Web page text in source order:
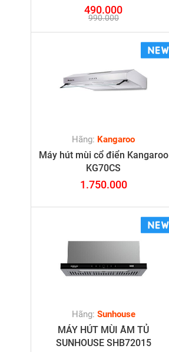
490.000
990.000
Hãng: Kangaroo
Máy hút mùi cổ điển Kangaroo
KG70CS
1.750.000
Hãng: Sunhouse
MÁY HÚT MÙI ÂM TỦ
SUNHOUSE SHB72015